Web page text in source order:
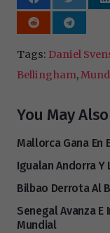
Tags: Daniel
Bellingham,
You May
Mallorca Gana En
Igualan Andorra Y
Bilbao Derrota Al
Senegal Avanza E
Mundial